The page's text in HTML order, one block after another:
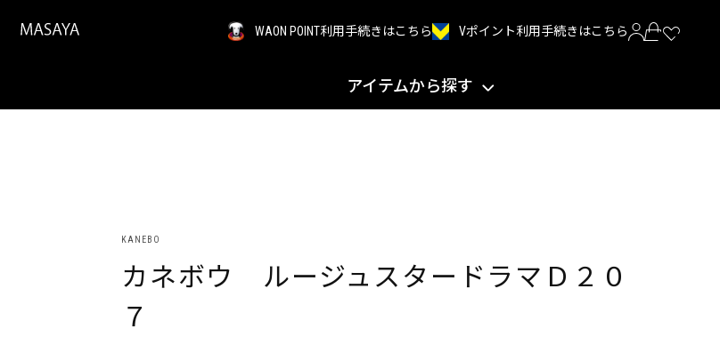
WAON POINT利用手続きはこちら Vポイント利用手続きはこちら
アイテムから探す
KANEBO
カネボウ ルージュスタードラマＤ２０
７